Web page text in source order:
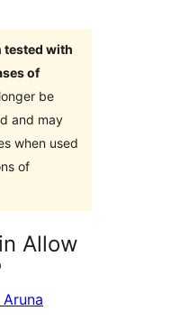
tested with
of
be
and may
when used
of
Allow